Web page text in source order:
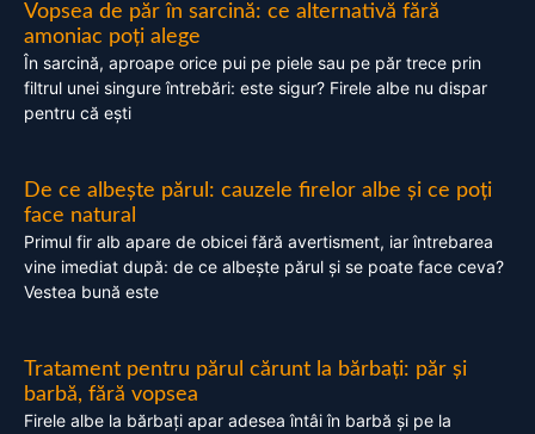
Vopsea de păr în sarcină: ce alternativă fără
amoniac poți alege
În sarcină, aproape orice pui pe piele sau pe păr trece prin
filtrul unei singure întrebări: este sigur? Firele albe nu dispar
pentru că ești
De ce albește părul: cauzele firelor albe și ce poți
face natural
Primul fir alb apare de obicei fără avertisment, iar întrebarea
vine imediat după: de ce albește părul și se poate face ceva?
Vestea bună este
Tratament pentru părul cărunt la bărbați: păr și
barbă, fără vopsea
Firele albe la bărbați apar adesea întâi în barbă și pe la